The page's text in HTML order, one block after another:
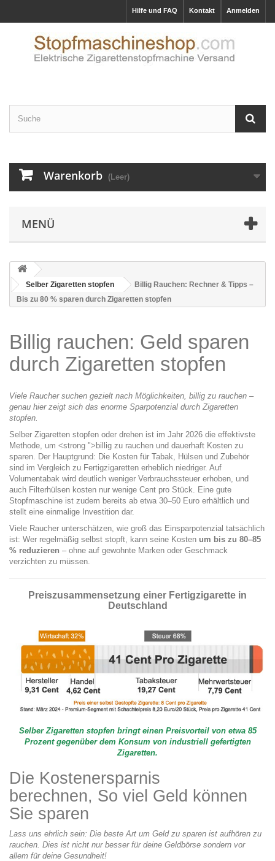
Anmelden
Kontakt
Hilfe und FAQ
Warenkorb (Leer)
MENÜ
Selber Zigaretten stopfen
Billig Rauchen: Rechner & Tipps –
Bis zu 80 % sparen durch Zigaretten stopfen
Billig rauchen: Geld sparen
durch Zigaretten stopfen
Viele Raucher suchen gezielt nach Möglichkeiten, billig zu rauchen –
genau hier zeigt sich das enorme Sparpotenzial durch Zigaretten
stopfen.
Selber Zigaretten stopfen oder drehen ist im Jahr 2026 die effektivste
Methode, um <strong ">billig zu rauchen und dauerhaft Kosten zu
sparen. Der Hauptgrund: Die Kosten für Tabak, Hülsen und Zubehör
sind im Vergleich zu Fertigzigaretten erheblich niedriger. Auf
Volumentabak wird deutlich weniger Verbrauchssteuer erhoben, und
auch Filterhülsen kosten nur wenige Cent pro Stück. Eine gute
Stopfmaschine ist zudem bereits ab etwa 30–50 Euro erhältlich und
stellt eine einmalige Investition dar.
Viele Raucher unterschätzen, wie groß das Einsparpotenzial tatsächlich
ist: Wer regelmäßig selbst stopft, kann seine Kosten um bis zu 80–85
% reduzieren – ohne auf gewohnte Marken oder Geschmack
verzichten zu müssen.
Preiszusammensetzung einer Fertigzigarette in
Deutschland
Selber Zigaretten stopfen bringt einen Preisvorteil von etwa 85
Prozent gegenüber dem Konsum von industriell gefertigten
Zigaretten.
Die Kostenersparnis
berechnen, So viel Geld können
Sie sparen
Lass uns ehrlich sein: Die beste Art um Geld zu sparen ist aufhören zu
rauchen. Dies ist nicht nur besser für deine Geldbörse sondern vor
allem für deine Gesundheit!